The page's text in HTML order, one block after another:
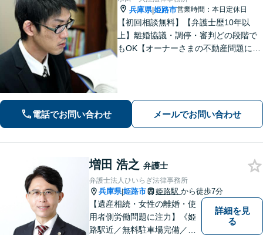
兵庫県|姫路市営業時間：本日定休日
【初回相談無料】【弁護士歴10年以
上】離婚協議・調停・審判どの段階で
もOK【オーナーさまの不動産問題に特
【夜間面談可】遺言書作成に対応
電話でお問い合わせ メールでお問い合わせ
増田 浩之 弁護士
弁護士法人ひいらぎ法律事務所
兵庫県|姫路市 姫路駅 から徒歩7分
【遺産相続・女性の離婚・使
用者側労働問題に注力】《姫
路駅近／無料駐車場完備／最
詳細を見
る